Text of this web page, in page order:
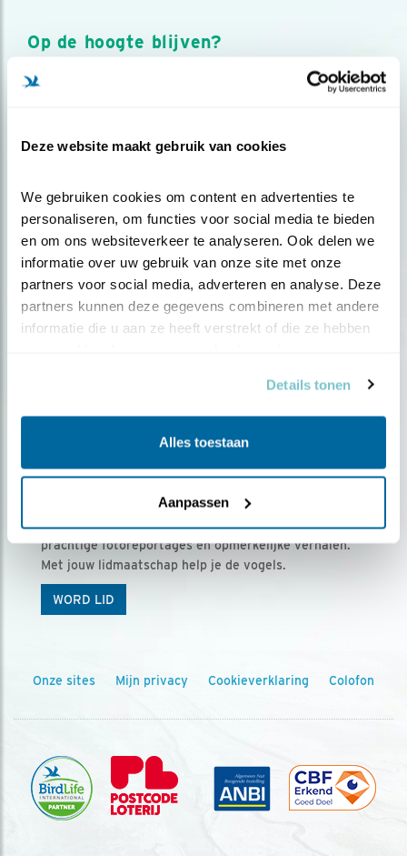
Deze website maakt gebruik van cookies
We gebruiken cookies om content en advertenties te
personaliseren, om functies voor social media te bieden
en om ons websiteverkeer te analyseren. Ook delen we
informatie over uw gebruik van onze site met onze
partners voor social media, adverteren en analyse. Deze
partners kunnen deze gegevens combineren met andere
informatie die u aan ze heeft verstrekt of die ze hebben
Details tonen
Alles toestaan
Aanpassen
Op de hoogte blijven?
Meld je aan en ontvang nieuws, inspiratie, acties en tips
over vogels en activiteiten van Vogelbescherming.
Ontvang 5 x Vogels voor € 36,00 per jaar
Vogels is het tijdschrift voor onze leden, met
prachtige fotoreportages en opmerkelijke verhalen.
Met jouw lidmaatschap help je de vogels.
WORD LID
Onze sites Mijn privacy Cookieverklaring Colofon